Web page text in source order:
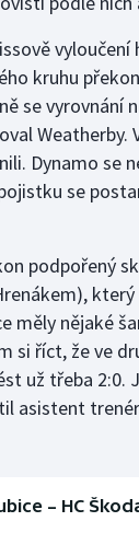
vyloučení
kruhu
se vyrovnání
Weatherby.
Dynamo se
se
podpořený
který
měly nějaké
si říct, že ve
už třeba 2:0.
asistent
– HC